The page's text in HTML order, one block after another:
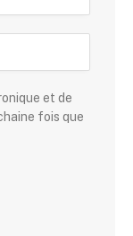
et de
fois que